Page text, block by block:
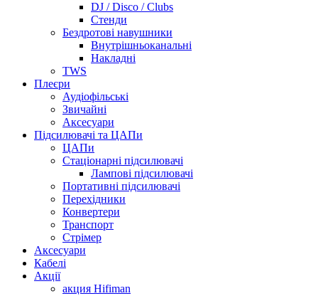
DJ / Disco / Clubs
Стенди
Бездротові навушники
Внутрішньоканальні
Накладні
TWS
Плеєри
Аудіофільські
Звичайні
Аксесуари
Підсилювачі та ЦАПи
ЦАПи
Стаціонарні підсилювачі
Лампові підсилювачі
Портативні підсилювачі
Перехідники
Конвертери
Транспорт
Стрімер
Аксесуари
Кабелі
Акції
акция Hifiman